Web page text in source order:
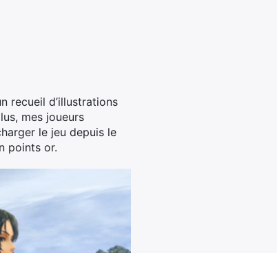
recueil d’illustrations
mes joueurs
le jeu depuis le
points or.